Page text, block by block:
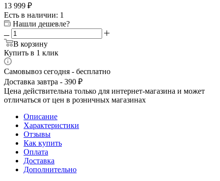
13 999 ₽
Есть в наличии: 1
Нашли дешевле?
В корзину
Купить в 1 клик
Самовывоз сегодня - бесплатно
Доставка завтра - 390 ₽
Цена действительна только для интернет-магазина и может
отличаться от цен в розничных магазинах
Описание
Характеристики
Отзывы
Как купить
Оплата
Доставка
Дополнительно